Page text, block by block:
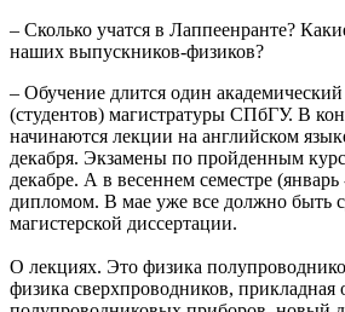
– Сколько учатся в Лаппеенранте?
наших выпускников-физиков?
– Обучение длится один
(студентов) магистратуры СПбГУ. В
начинаются лекции на английском
декабря. Экзамены по пройденным
декабре. А в весеннем семестре
дипломом. В мае уже все должно быть
магистерской диссертации.
О лекциях. Это физика
физика сверхпроводников, прикладная